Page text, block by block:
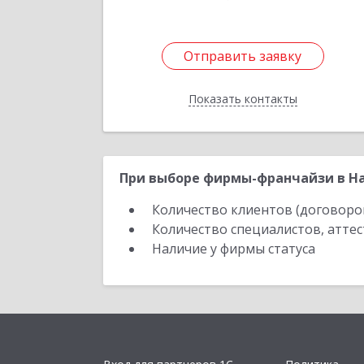
Отправить заявку
Показать контакты
Отправить заявку
Назад
При выборе фирмы-франчайзи в
Количество клиентов
Количество специалистов,
Наличие у фирмы статуса